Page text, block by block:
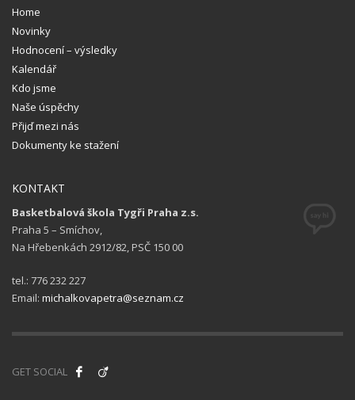
Home
Novinky
Hodnocení – výsledky
Kalendář
Kdo jsme
Naše úspěchy
Přijď mezi nás
Dokumenty ke stažení
KONTAKT
Basketbalová škola Tygři Praha z.s.
Praha 5 – Smíchov,
Na Hřebenkách 2912/82, PSČ 150 00
tel.: 776 232 227
Email: michalkovapetra@seznam.cz
GET SOCIAL